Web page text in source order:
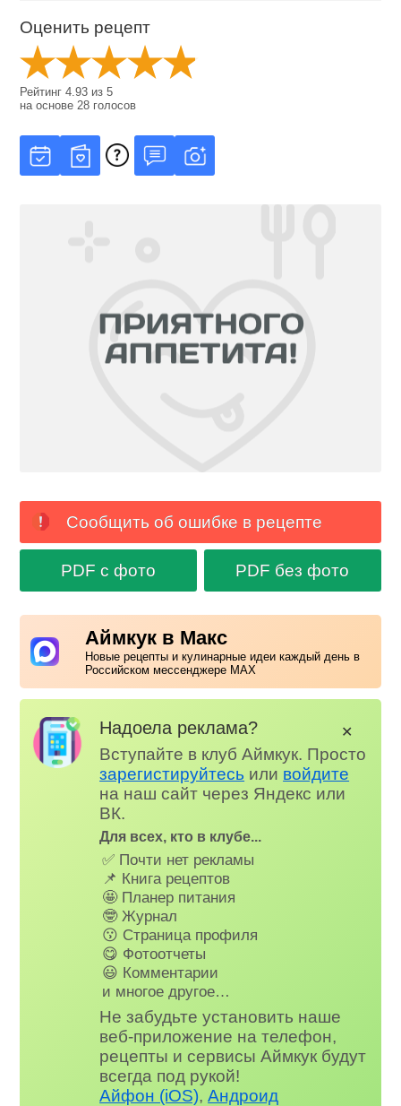
Оценить рецепт
Рейтинг4.93 из5
на основе28 голосов
Сообщить об ошибке в рецепте
PDF с фото PDF без фото
Аймкук в Макс
Новые рецепты и кулинарные идеи каждый день в
Российском мессенджере MAX
Надоела реклама?
Вступайте в клуб Аймкук. Просто
зарегистируйтесь или войдите
на наш сайт через Яндекс или
ВК.
Для всех, кто в клубе...
✅ Почти нет рекламы
📌 Книга рецептов
🤩 Планер питания
🤓 Журнал
😗 Страница профиля
😋 Фотоотчеты
😃 Комментарии
и многое другое…
Не забудьте установить наше
веб-приложение на телефон,
рецепты и сервисы Аймкук будут
всегда под рукой!
Айфон (iOS),Андроид
✕